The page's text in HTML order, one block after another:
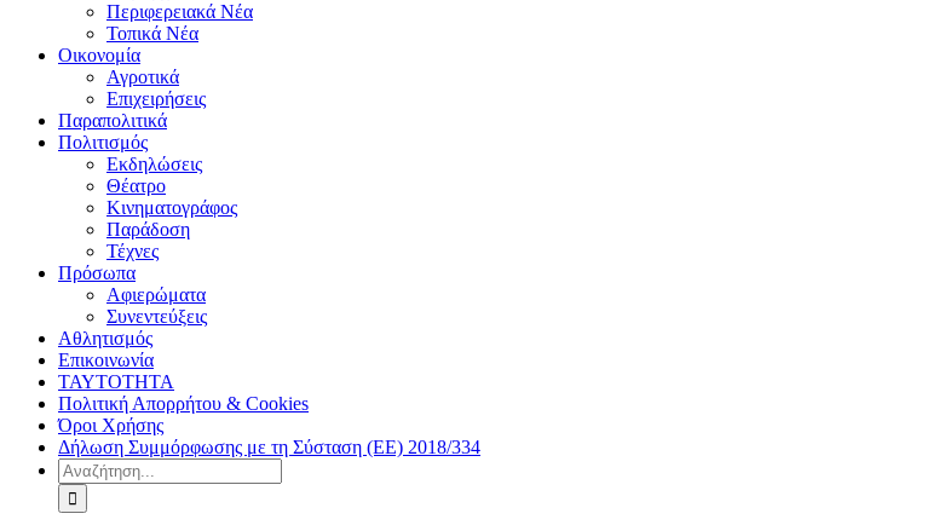
Περιφερειακά Νέα
Τοπικά Νέα
Οικονομία
Αγροτικά
Επιχειρήσεις
Παραπολιτικά
Πολιτισμός
Εκδηλώσεις
Θέατρο
Κινηματογράφος
Παράδοση
Τέχνες
Πρόσωπα
Αφιερώματα
Συνεντεύξεις
Αθλητισμός
Επικοινωνία
ΤΑΥΤΟΤΗΤΑ
Πολιτική Απορρήτου & Cookies
Όροι Χρήσης
Δήλωση Συμμόρφωσης με τη Σύσταση (ΕΕ) 2018/334
Αναζήτηση
για: